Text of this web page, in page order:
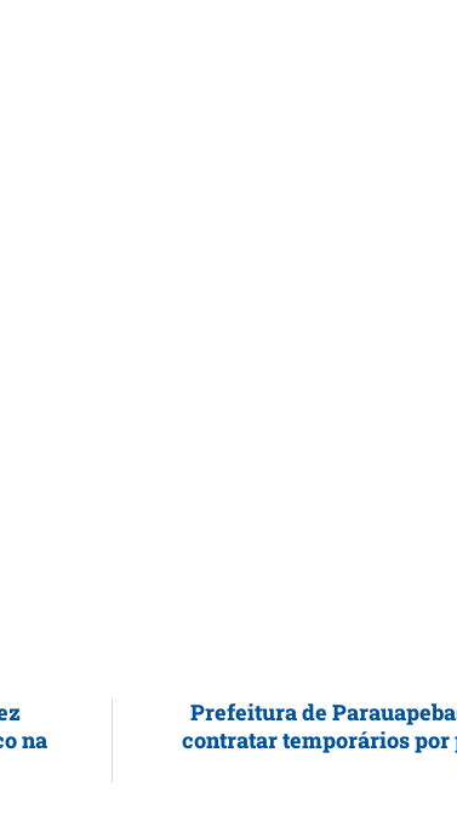
na
Prefeitura de
contratar temporários por